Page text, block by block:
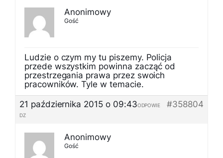
Anonimowy
Gość
Ludzie o czym my tu piszemy. Policja
przede wszystkim powinna zacząć od
przestrzegania prawa przez swoich
pracowników. Tyle w temacie.
21 października 2015 o 09:43
#358804
ODPOWIE
DZ
Anonimowy
Gość